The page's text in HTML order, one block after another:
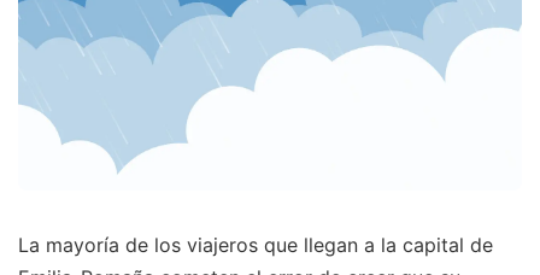
La mayoría de los viajeros que llegan a la capital de